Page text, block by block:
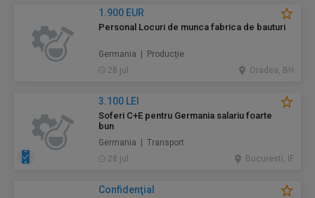
1.900 EUR
Personal Locuri de munca fabrica de bauturi
Germania | Producție
28 jul.
Oradea, BH
3.100 LEI
Soferi C+E pentru Germania salariu foarte
bun
Germania | Transport
28 jul.
Bucuresti, IF
Confidenţial